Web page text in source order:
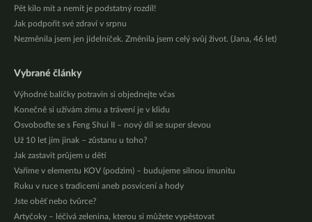
Pět kilo mít a nemít je podstatný rozdíl!
Jak podpořit své zdraví v srpnu
Nezměnila jsem jen jídelníček. Změnila jsem celý svůj život. (Jana, 46 let)
Vybrané články
Výhodné balíčky potravin si objednejte včas
Konečně si užívám zimu a trávení je v klidu
Osvoboďte se s Feng Shui II – nový díl se super slevou
Už 10 let jím jinak – zůstanu u toho?
Jak zastavit průjem u dětí
Vaříme v elementu KOV (podzim) – budujeme silnou imunitu
Ruku v ruce s tradicemi aneb posvícení a hody
Jste oběť nebo tvůrce?
Artyčoky – léčivá zelenina, kterou si můžete vypěstovat